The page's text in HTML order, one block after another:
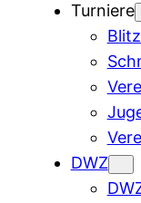
Turniere
DWZ